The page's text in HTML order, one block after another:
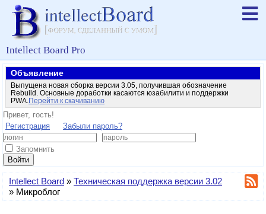
Intellect Board Pro
Объявление
Выпущена новая сборка версии 3.05, получившая обозначение
Rebuild. Основные доработки касаются юзабилити и поддержки
PWA. Перейти к скачиванию
Привет, гость!
Регистрация
Забыли пароль?
Запомнить
Войти
Intellect Board » Техническая поддержка версии 3.02
» Микроблог